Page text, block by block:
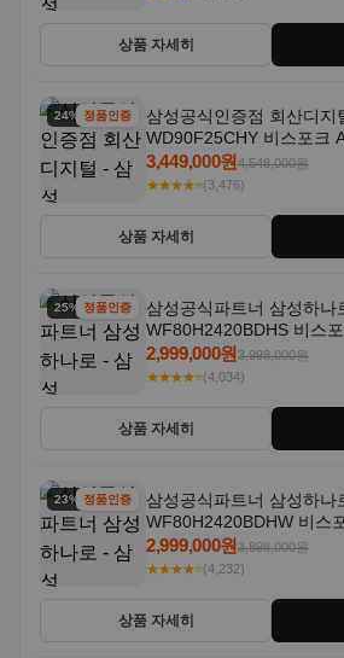
상품 자세히
25% 할인정품인증
삼성공식파트너 삼성하나
WF80H2420BDHS 비스
조기 20kg 세제자동투입
2,999,000원3,998,000원
★★★★⭐(4,034)
상품 자세히
23% 할인정품인증
삼성공식파트너 삼성하나
WF80H2420BDHW 비스
조기 20kg 세제자동투입
2,999,000원3,898,000원
★★★★⭐(4,232)
상품 자세히
22% 할인정품인증
삼성공식인증점 회산디지
WH80H2420BBHS 비스
24kg+20kg 세제자동투입
3,049,000원3,898,001원
★★★★⭐(3,054)
상품 자세히